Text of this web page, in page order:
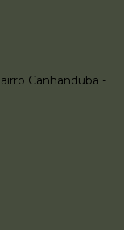
Canhanduba -